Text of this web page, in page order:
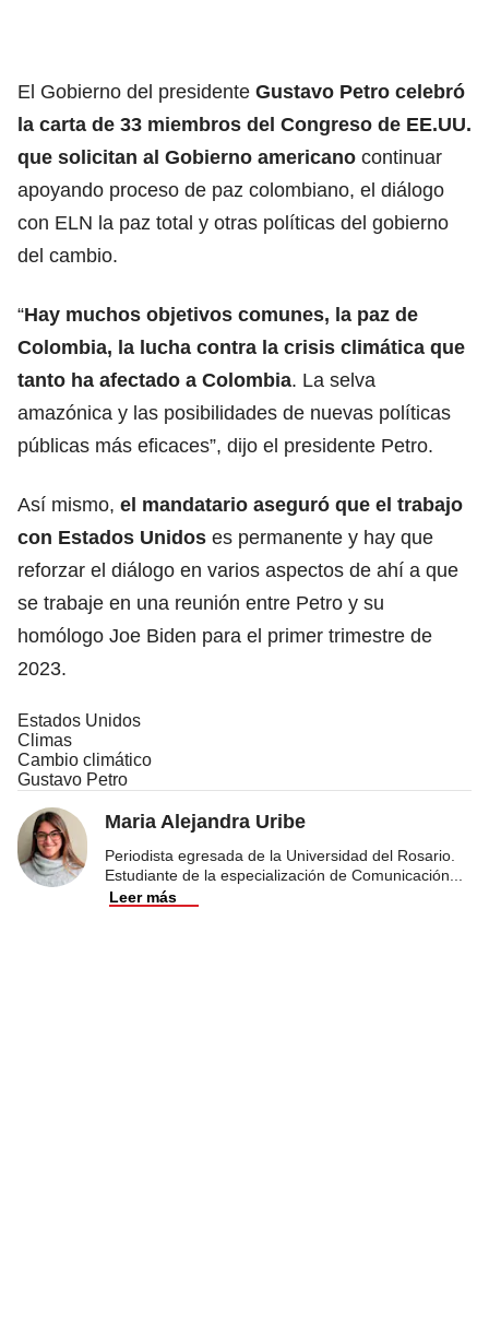
El Gobierno del presidente Gustavo Petro celebró
la carta de 33 miembros del Congreso de EE.UU.
que solicitan al Gobierno americano continuar
apoyando proceso de paz colombiano, el diálogo
con ELN la paz total y otras políticas del gobierno
del cambio.
“Hay muchos objetivos comunes, la paz de
Colombia, la lucha contra la crisis climática que
tanto ha afectado a Colombia. La selva
amazónica y las posibilidades de nuevas políticas
públicas más eficaces”, dijo el presidente Petro.
Así mismo, el mandatario aseguró que el trabajo
con Estados Unidos es permanente y hay que
reforzar el diálogo en varios aspectos de ahí a que
se trabaje en una reunión entre Petro y su
homólogo Joe Biden para el primer trimestre de
2023.
Estados Unidos
Climas
Cambio climático
Gustavo Petro
Maria Alejandra Uribe
Periodista egresada de la Universidad del Rosario.
Estudiante de la especialización de Comunicación
Leer más